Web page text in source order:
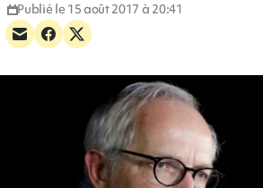
Publié le 15 août 2017 à 20:41